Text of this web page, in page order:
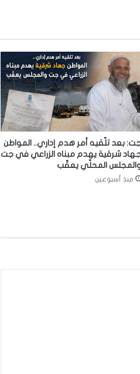
بعد تلّقيه أمر هدم إداري.. المواطن
شرقية يهدم مبناه الزراعي في جت
المحلّي يعقّب
منذ أسبوعين